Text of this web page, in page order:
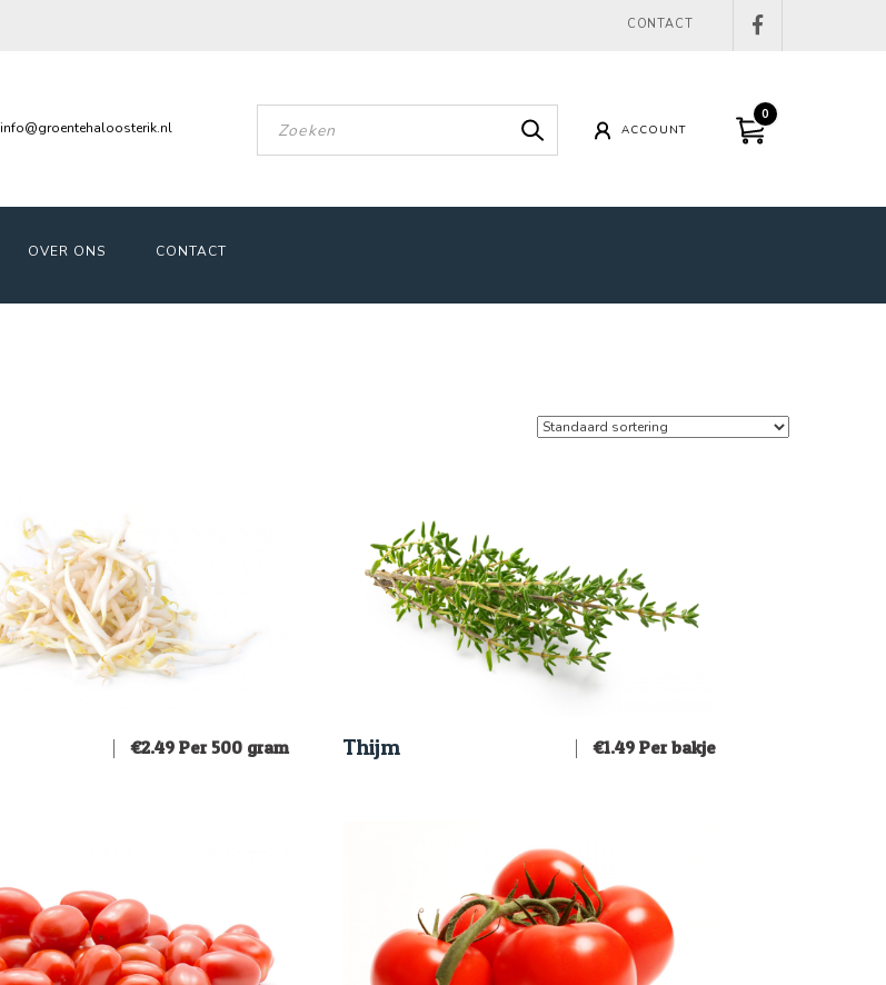
CONTACT
info@groentehaloosterik.nl ACCOUNT
0
OVER ONS CONTACT
€2.49 Per 500 gram Thijm €1.49 Per bakje